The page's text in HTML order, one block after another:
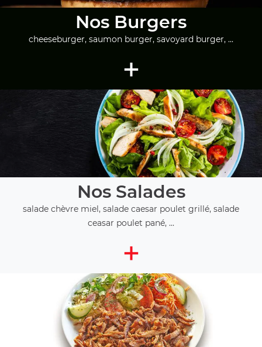
Nos Burgers
cheeseburger, saumon burger, savoyard burger, ...
+
Nos Salades
salade chèvre miel, salade caesar poulet grillé, salade
ceasar poulet pané, ...
+